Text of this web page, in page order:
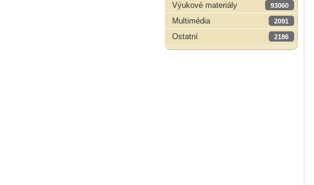
Výukové materiály 93060
Multimédia 2091
Ostatní 2186